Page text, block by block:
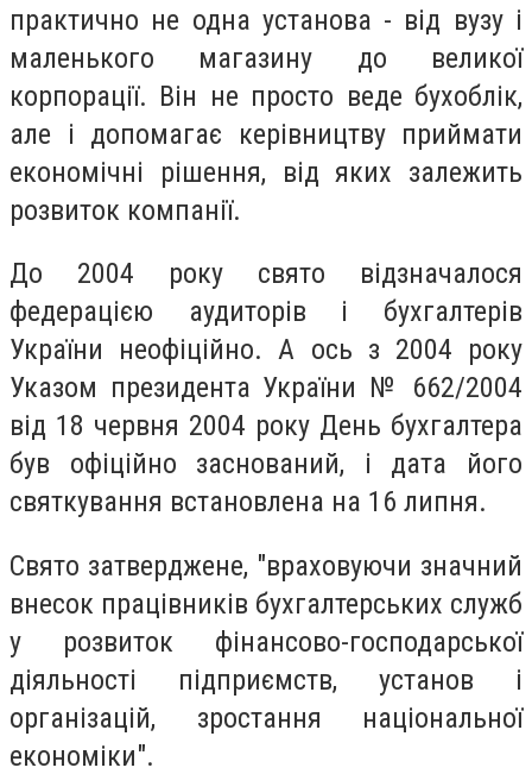
практично не одна установа - від вузу і
маленького магазину до великої
корпорації. Він не просто веде бухоблік,
але і допомагає керівництву приймати
економічні рішення, від яких залежить
розвиток компанії.
До 2004 року свято відзначалося
федерацією аудиторів і бухгалтерів
України неофіційно. А ось з 2004 року
Указом президента України № 662/2004
від 18 червня 2004 року День бухгалтера
був офіційно заснований, і дата його
святкування встановлена ​​на 16 липня.
Свято затверджене, "враховуючи значний
внесок працівників бухгалтерських служб
у розвиток фінансово-господарської
діяльності підприємств, установ і
організацій, зростання національної
економіки".